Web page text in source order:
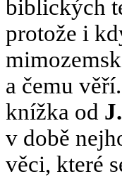
biblických
protože i
a čemu
knížka od
v době
věci, které